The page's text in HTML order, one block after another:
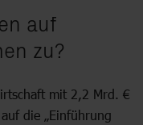
auf
zu?
mit 2,2 Mrd. €
die „Einführung